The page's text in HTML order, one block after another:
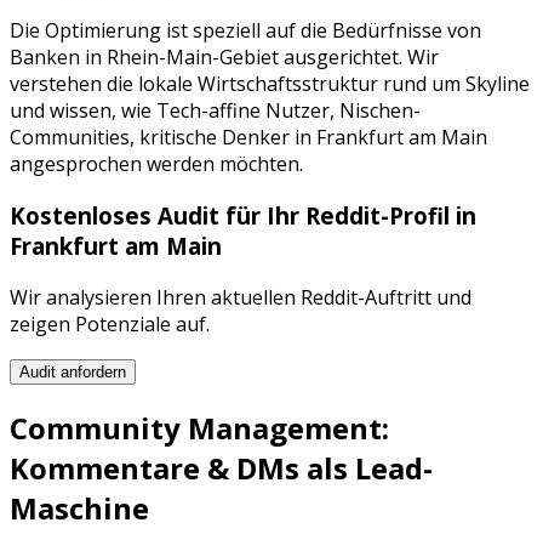
Die Optimierung ist speziell auf die Bedürfnisse von
Banken in Rhein-Main-Gebietausgerichtet. Wir
verstehen die lokale Wirtschaftsstruktur rund um Skyline
und wissen, wie Tech-affine Nutzer, Nischen-
Communities, kritische Denker in Frankfurt am Main
angesprochen werden möchten.
Kostenloses Audit für Ihr Reddit-Profil in
Frankfurt am Main
Wir analysieren Ihren aktuellen Reddit-Auftritt und
zeigen Potenziale auf.
Audit anfordern
Community Management:
Kommentare & DMs als Lead-
Maschine